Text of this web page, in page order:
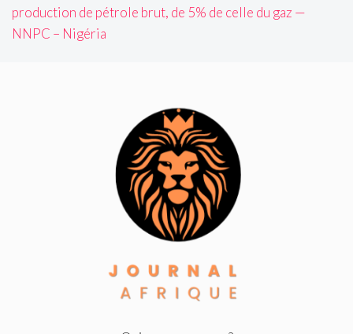
production de pétrole brut, de 5% de celle du gaz —
NNPC – Nigéria